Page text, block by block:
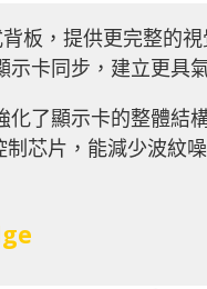
板，提供更完整的
卡同步，建立更具
了顯示卡的整體結
芯片，能減少波紋